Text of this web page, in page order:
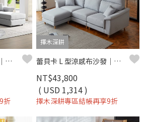
多麗絲 L型涼感布沙發｜清新機能涼感布 × 高密度彈力坐墊 × 可拆洗布套 – 擇木深耕系列
折
擇木深耕
蕾貝卡 L 型涼感布沙發｜機能涼感紗 × 防潑水耐磨 × 左右型自由配置 – 擇木深耕
NT$43,800
( USD 1,314 )
擇木深耕專區結帳再享9折